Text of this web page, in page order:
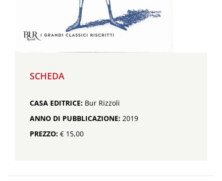
SCHEDA
CASA EDITRICE: Bur Rizzoli
ANNO DI PUBBLICAZIONE: 2019
PREZZO: € 15,00